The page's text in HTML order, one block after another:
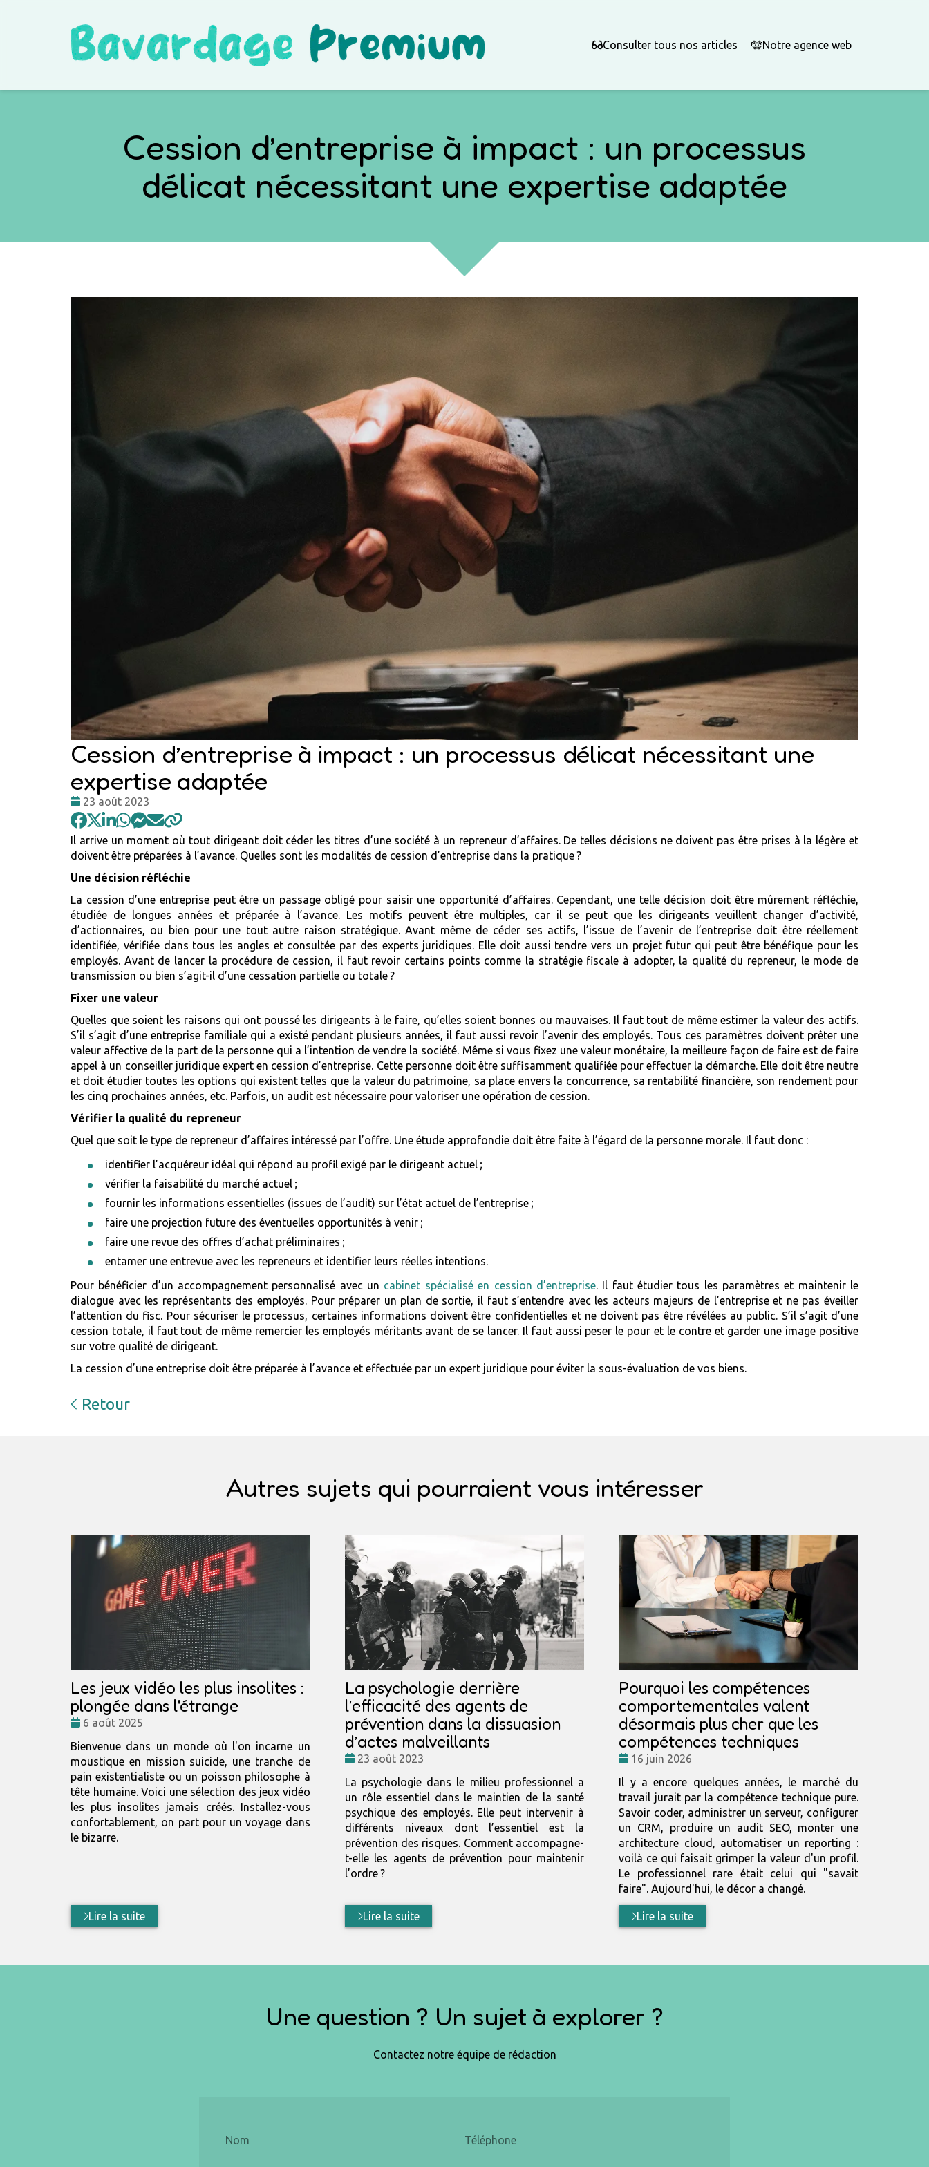
Consulter tous nos articles Notre agence web
Cession d’entreprise à impact : un processus
délicat nécessitant une expertise adaptée
Cession d’entreprise à impact : un processus délicat nécessitant une
expertise adaptée
Date
:
23 août 2023
Il arrive un moment où tout dirigeant doit céder les titres d’une société à un repreneur d’affaires. De telles décisions ne doivent pas être prises à la légère et
doivent être préparées à l’avance. Quelles sont les modalités de cession d’entreprise dans la pratique ?
Une décision réfléchie
La cession d’une entreprise peut être un passage obligé pour saisir une opportunité d’affaires. Cependant, une telle décision doit être mûrement réfléchie,
étudiée de longues années et préparée à l’avance. Les motifs peuvent être multiples, car il se peut que les dirigeants veuillent changer d’activité,
d’actionnaires, ou bien pour une tout autre raison stratégique. Avant même de céder ses actifs, l’issue de l’avenir de l’entreprise doit être réellement
identifiée, vérifiée dans tous les angles et consultée par des experts juridiques. Elle doit aussi tendre vers un projet futur qui peut être bénéfique pour les
employés. Avant de lancer la procédure de cession, il faut revoir certains points comme la stratégie fiscale à adopter, la qualité du repreneur, le mode de
transmission ou bien s’agit-il d’une cessation partielle ou totale ?
Fixer une valeur
Quelles que soient les raisons qui ont poussé les dirigeants à le faire, qu’elles soient bonnes ou mauvaises. Il faut tout de même estimer la valeur des actifs.
S’il s’agit d’une entreprise familiale qui a existé pendant plusieurs années, il faut aussi revoir l’avenir des employés. Tous ces paramètres doivent prêter une
valeur affective de la part de la personne qui a l’intention de vendre la société. Même si vous fixez une valeur monétaire, la meilleure façon de faire est de faire
appel à un conseiller juridique expert en cession d’entreprise. Cette personne doit être suffisamment qualifiée pour effectuer la démarche. Elle doit être neutre
et doit étudier toutes les options qui existent telles que la valeur du patrimoine, sa place envers la concurrence, sa rentabilité financière, son rendement pour
les cinq prochaines années, etc. Parfois, un audit est nécessaire pour valoriser une opération de cession.
Vérifier la qualité du repreneur
Quel que soit le type de repreneur d’affaires intéressé par l’offre. Une étude approfondie doit être faite à l’égard de la personne morale. Il faut donc :
identifier l’acquéreur idéal qui répond au profil exigé par le dirigeant actuel ;
vérifier la faisabilité du marché actuel ;
fournir les informations essentielles (issues de l’audit) sur l’état actuel de l’entreprise ;
faire une projection future des éventuelles opportunités à venir ;
faire une revue des offres d’achat préliminaires ;
entamer une entrevue avec les repreneurs et identifier leurs réelles intentions.
Pour bénéficier d’un accompagnement personnalisé avec un cabinet spécialisé en cession d’entreprise. Il faut étudier tous les paramètres et maintenir le
dialogue avec les représentants des employés. Pour préparer un plan de sortie, il faut s’entendre avec les acteurs majeurs de l’entreprise et ne pas éveiller
l’attention du fisc. Pour sécuriser le processus, certaines informations doivent être confidentielles et ne doivent pas être révélées au public. S’il s’agit d’une
cession totale, il faut tout de même remercier les employés méritants avant de se lancer. Il faut aussi peser le pour et le contre et garder une image positive
sur votre qualité de dirigeant.
La cession d’une entreprise doit être préparée à l’avance et effectuée par un expert juridique pour éviter la sous-évaluation de vos biens.
Retour
Autres sujets qui pourraient vous intéresser
Les jeux vidéo les plus insolites :
plongée dans l'étrange
Date
6 août 2025
Bienvenue dans un monde où l'on incarne un
moustique en mission suicide, une tranche de
pain existentialiste ou un poisson philosophe à
tête humaine. Voici une sélection des jeux vidéo
les plus insolites jamais créés. Installez-vous
confortablement, on part pour un voyage dans
le bizarre.
Lire la suite
La psychologie derrière
l’efficacité des agents de
prévention dans la dissuasion
d’actes malveillants
Date
23 août 2023
La psychologie dans le milieu professionnel a
un rôle essentiel dans le maintien de la santé
psychique des employés. Elle peut intervenir à
différents niveaux dont l’essentiel est la
prévention des risques. Comment accompagne-
t-elle les agents de prévention pour maintenir
l’ordre ?
Lire la suite
Pourquoi les compétences
comportementales valent
désormais plus cher que les
compétences techniques
Date
16 juin 2026
Il y a encore quelques années, le marché du
travail jurait par la compétence technique pure.
Savoir coder, administrer un serveur, configurer
un CRM, produire un audit SEO, monter une
architecture cloud, automatiser un reporting :
voilà ce qui faisait grimper la valeur d'un profil.
Le professionnel rare était celui qui "savait
faire". Aujourd'hui, le décor a changé.
Lire la suite
Une question ? Un sujet à explorer ?
Contactez notre équipe de rédaction
Nom Téléphone